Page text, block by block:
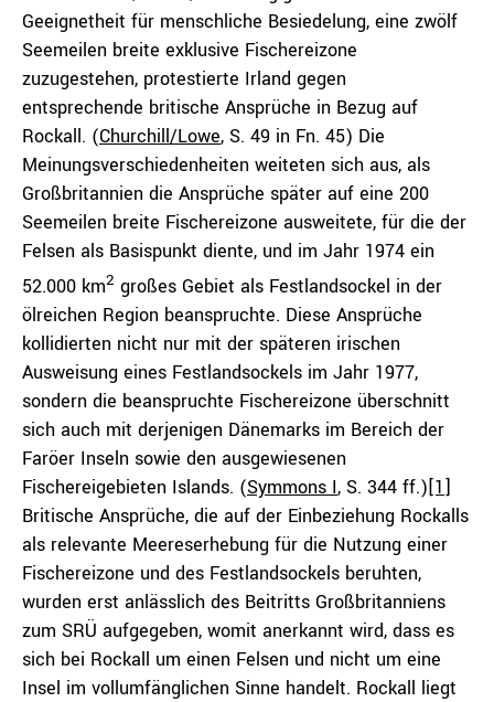
Geeignetheit für menschliche Besiedelung, eine zwölf
Seemeilen breite exklusive Fischereizone
zuzugestehen, protestierte Irland gegen
entsprechende britische Ansprüche in Bezug auf
Rockall. (Churchill/Lowe, S. 49 in Fn. 45) Die
Meinungsverschiedenheiten weiteten sich aus, als
Großbritannien die Ansprüche später auf eine 200
Seemeilen breite Fischereizone ausweitete, für die der
Felsen als Basispunkt diente, und im Jahr 1974 ein
52.000 km2 großes Gebiet als Festlandsockel in der
ölreichen Region beanspruchte. Diese Ansprüche
kollidierten nicht nur mit der späteren irischen
Ausweisung eines Festlandsockels im Jahr 1977,
sondern die beanspruchte Fischereizone überschnitt
sich auch mit derjenigen Dänemarks im Bereich der
Faröer Inseln sowie den ausgewiesenen
Fischereigebieten Islands. (Symmons I, S. 344 ff.)[1]
Britische Ansprüche, die auf der Einbeziehung Rockalls
als relevante Meereserhebung für die Nutzung einer
Fischereizone und des Festlandsockels beruhten,
wurden erst anlässlich des Beitritts Großbritanniens
zum SRÜ aufgegeben, womit anerkannt wird, dass es
sich bei Rockall um einen Felsen und nicht um eine
Insel im vollumfänglichen Sinne handelt. Rockall liegt